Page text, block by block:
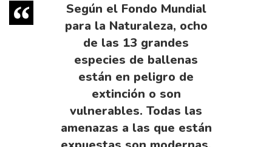
Según el Fondo Mundial
para la Naturaleza, ocho
de las 13 grandes
especies de ballenas
están en peligro de
extinción o son
vulnerables. Todas las
amenazas a las que están